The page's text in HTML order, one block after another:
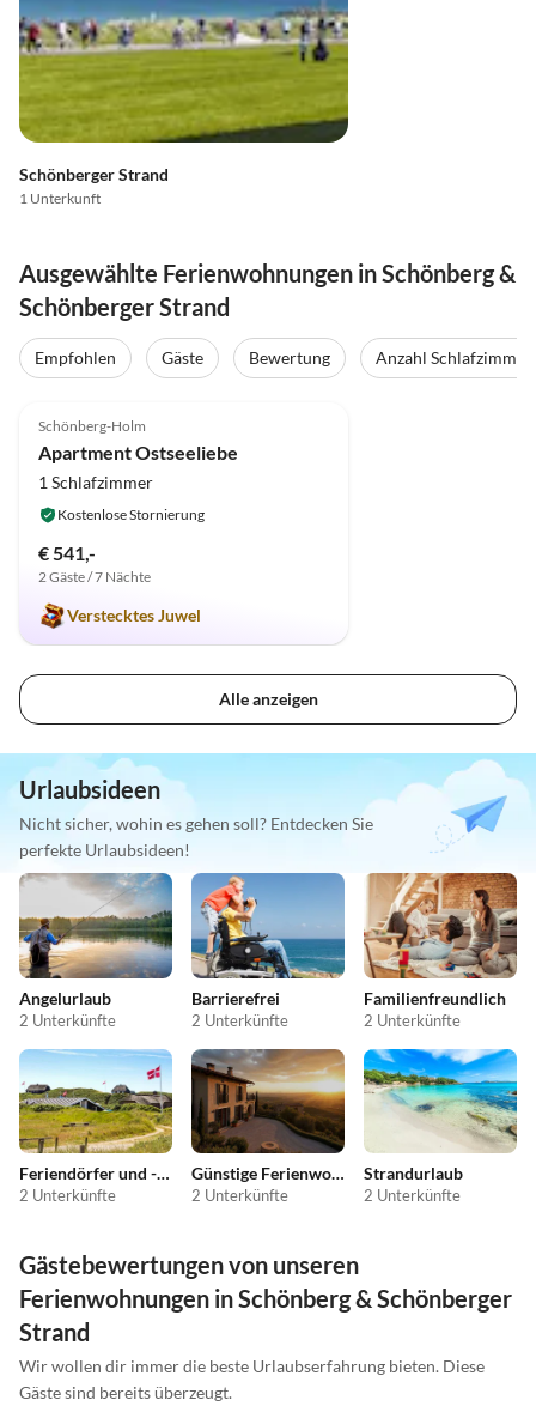
Schönberger Strand
1 Unterkunft
Ausgewählte Ferienwohnungen in Schönberg &
Schönberger Strand
Empfohlen Gäste Bewertung Anzahl Schlafzimmer
Schönberg-Holm
Apartment Ostseeliebe
1 Schlafzimmer
Kostenlose Stornierung
€ 541,-
2 Gäste / 7 Nächte
Verstecktes Juwel
Alle anzeigen
Urlaubsideen
Nicht sicher, wohin es gehen soll? Entdecken Sie
perfekte Urlaubsideen!
Angelurlaub
2 Unterkünfte
Barrierefrei
2 Unterkünfte
Familienfreundlich
2 Unterkünfte
Feriendörfer und -anlagen
2 Unterkünfte
Günstige Ferienwohnungen
2 Unterkünfte
Strandurlaub
2 Unterkünfte
Gästebewertungen von unseren
Ferienwohnungen in Schönberg & Schönberger
Strand
Wir wollen dir immer die beste Urlaubserfahrung bieten. Diese
Gäste sind bereits überzeugt.